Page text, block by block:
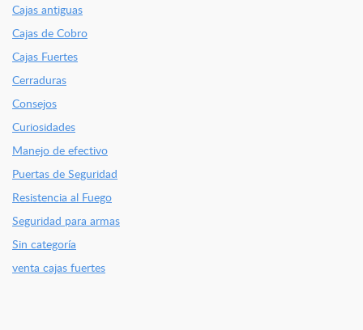
Cajas antiguas
Cajas de Cobro
Cajas Fuertes
Cerraduras
Consejos
Curiosidades
Manejo de efectivo
Puertas de Seguridad
Resistencia al Fuego
Seguridad para armas
Sin categoría
venta cajas fuertes